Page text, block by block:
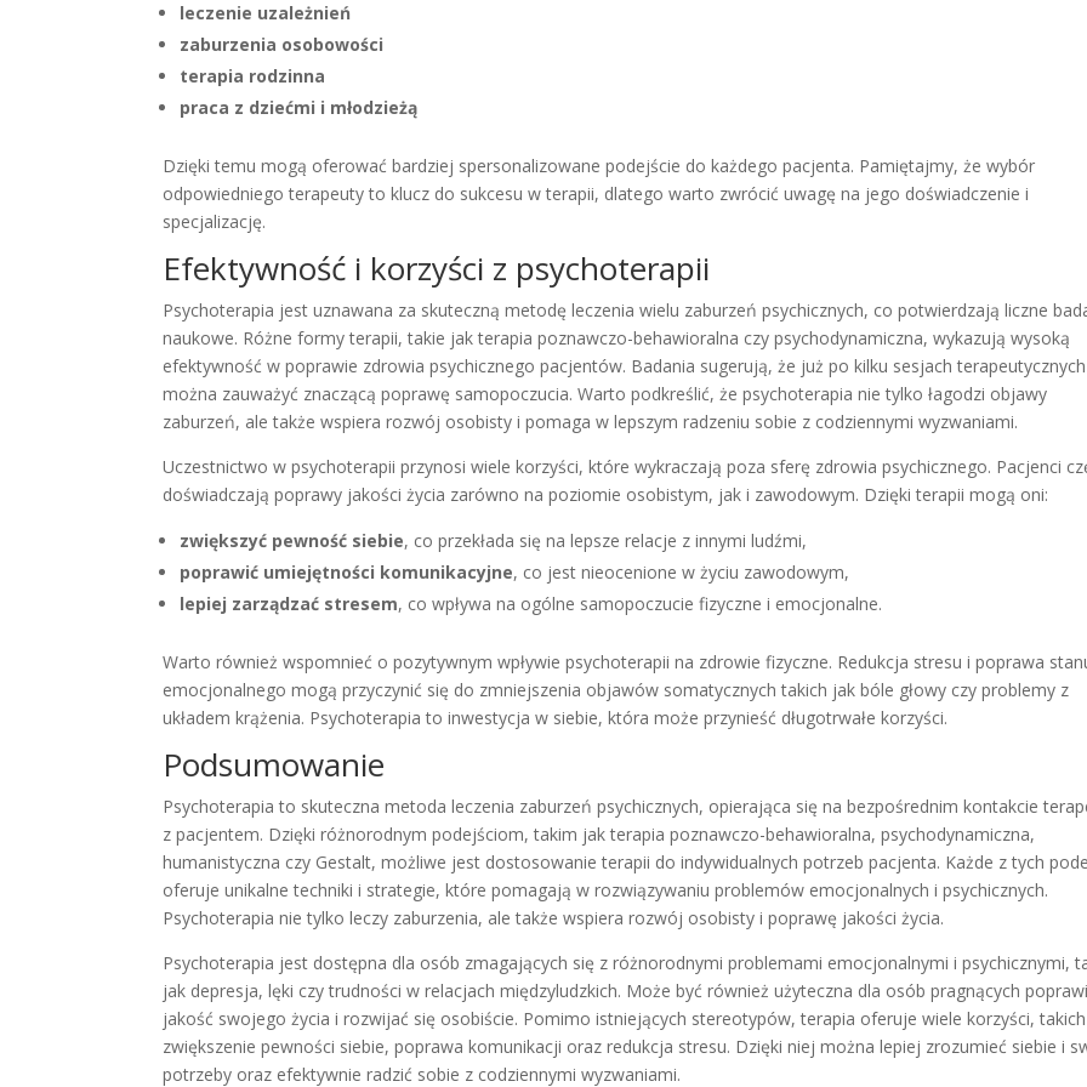
leczenie uzależnień
zaburzenia osobowości
terapia rodzinna
praca z dziećmi i młodzieżą
Dzięki temu mogą oferować bardziej spersonalizowane podejście do każdego pacjenta. Pamiętajmy, że wybór
odpowiedniego terapeuty to klucz do sukcesu w terapii, dlatego warto zwrócić uwagę na jego doświadczenie i
specjalizację.
Efektywność i korzyści z psychoterapii
Psychoterapia jest uznawana za skuteczną metodę leczenia wielu zaburzeń psychicznych, co potwierdzają liczne
naukowe. Różne formy terapii, takie jak terapia poznawczo-behawioralna czy psychodynamiczna, wykazują wysoką
efektywność w poprawie zdrowia psychicznego pacjentów. Badania sugerują, że już po kilku sesjach terapeutycznych
można zauważyć znaczącą poprawę samopoczucia. Warto podkreślić, że psychoterapia nie tylko łagodzi objawy
zaburzeń, ale także wspiera rozwój osobisty i pomaga w lepszym radzeniu sobie z codziennymi wyzwaniami.
Uczestnictwo w psychoterapii przynosi wiele korzyści, które wykraczają poza sferę zdrowia psychicznego. Pacjenci
doświadczają poprawy jakości życia zarówno na poziomie osobistym, jak i zawodowym. Dzięki terapii mogą oni:
zwiększyć pewność siebie, co przekłada się na lepsze relacje z innymi ludźmi,
poprawić umiejętności komunikacyjne, co jest nieocenione w życiu zawodowym,
lepiej zarządzać stresem, co wpływa na ogólne samopoczucie fizyczne i emocjonalne.
Warto również wspomnieć o pozytywnym wpływie psychoterapii na zdrowie fizyczne. Redukcja stresu i poprawa
emocjonalnego mogą przyczynić się do zmniejszenia objawów somatycznych takich jak bóle głowy czy problemy z
układem krążenia. Psychoterapia to inwestycja w siebie, która może przynieść długotrwałe korzyści.
Podsumowanie
Psychoterapia to skuteczna metoda leczenia zaburzeń psychicznych, opierająca się na bezpośrednim kontakcie
z pacjentem. Dzięki różnorodnym podejściom, takim jak terapia poznawczo-behawioralna, psychodynamiczna,
humanistyczna czy Gestalt, możliwe jest dostosowanie terapii do indywidualnych potrzeb pacjenta. Każde z tych
oferuje unikalne techniki i strategie, które pomagają w rozwiązywaniu problemów emocjonalnych i psychicznych.
Psychoterapia nie tylko leczy zaburzenia, ale także wspiera rozwój osobisty i poprawę jakości życia.
Psychoterapia jest dostępna dla osób zmagających się z różnorodnymi problemami emocjonalnymi i psychicznymi,
jak depresja, lęki czy trudności w relacjach międzyludzkich. Może być również użyteczna dla osób pragnących
jakość swojego życia i rozwijać się osobiście. Pomimo istniejących stereotypów, terapia oferuje wiele korzyści,
zwiększenie pewności siebie, poprawa komunikacji oraz redukcja stresu. Dzięki niej można lepiej zrozumieć siebie i
potrzeby oraz efektywnie radzić sobie z codziennymi wyzwaniami.